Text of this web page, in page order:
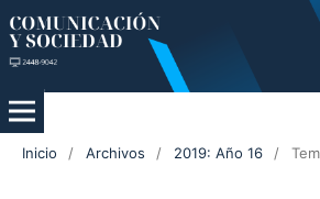
Inicio / Archivos / 2019: Año 16 /